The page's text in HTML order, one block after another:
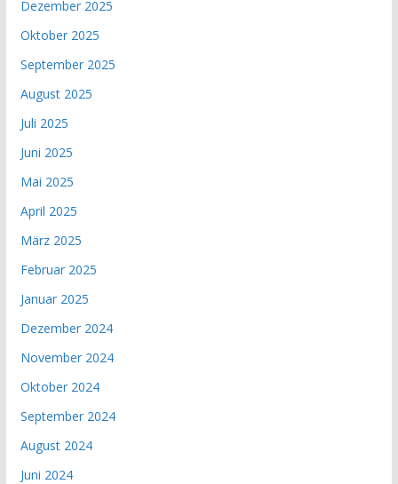
Dezember 2025
Oktober 2025
September 2025
August 2025
Juli 2025
Juni 2025
Mai 2025
April 2025
März 2025
Februar 2025
Januar 2025
Dezember 2024
November 2024
Oktober 2024
September 2024
August 2024
Juni 2024